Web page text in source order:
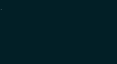
.